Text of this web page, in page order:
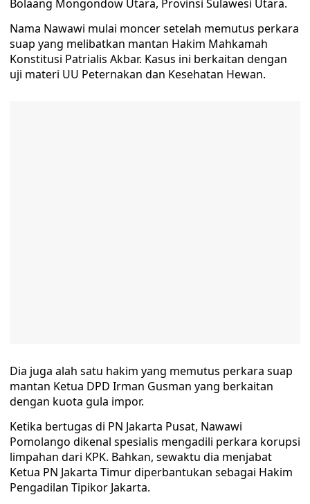
Bolaang Mongondow Utara, Provinsi Sulawesi Utara.
Nama Nawawi mulai moncer setelah memutus perkara
suap yang melibatkan mantan Hakim Mahkamah
Konstitusi Patrialis Akbar. Kasus ini berkaitan dengan
uji materi UU Peternakan dan Kesehatan Hewan.
Dia juga alah satu hakim yang memutus perkara suap
mantan Ketua DPD Irman Gusman yang berkaitan
dengan kuota gula impor.
Ketika bertugas di PN Jakarta Pusat, Nawawi
Pomolango dikenal spesialis mengadili perkara korupsi
limpahan dari KPK. Bahkan, sewaktu dia menjabat
Ketua PN Jakarta Timur diperbantukan sebagai Hakim
Pengadilan Tipikor Jakarta.